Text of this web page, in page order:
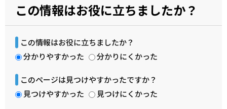
この情報はお役に立ちましたか？
この情報はお役に立ちましたか？
分かりやすかった
分かりにくかった
このページは見つけやすかったですか？
見つけやすかった
見つけにくかった